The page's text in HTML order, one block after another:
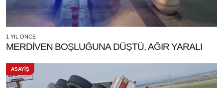
1 YIL ÖNCE
MERDİVEN BOŞLUĞUNA DÜŞTÜ, AĞIR YARALI
ASAYİŞ